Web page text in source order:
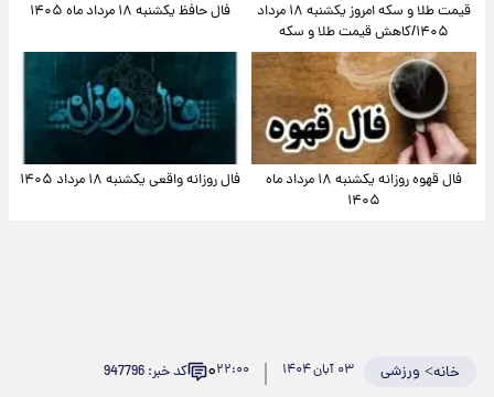
قیمت طلا و سکه امروز یکشنبه ۱۸ مرداد
۱۴۰۵/کاهش قیمت طلا و سکه
فال حافظ یکشنبه ۱۸ مرداد ماه ۱۴۰۵
فال قهوه روزانه یکشنبه ۱۸ مرداد ماه
۱۴۰۵
فال روزانه واقعی یکشنبه ۱۸ مرداد ۱۴۰۵
خانه> ورزشی ۰۳ آبان ۱۴۰۴ ۲۲:۰۰۰ کد خبر: 947796